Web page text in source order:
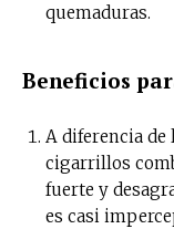
quemaduras.
Beneficios
A diferencia
cigarrillos
fuerte y
es casi